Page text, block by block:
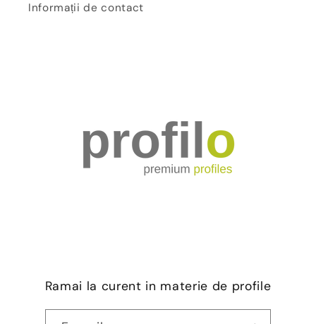
Informații de contact
Ramai la curent in materie de profile